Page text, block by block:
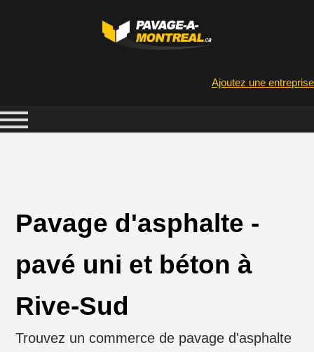
Ajoutez une entreprise
Pavage d'asphalte -
pavé uni et béton à
Rive-Sud
Trouvez un commerce de pavage d'asphalte